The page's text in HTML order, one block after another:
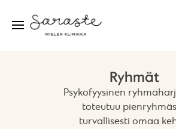
Ryhmät
Psykofyysinen
toteutuu
turvallisesti omaa